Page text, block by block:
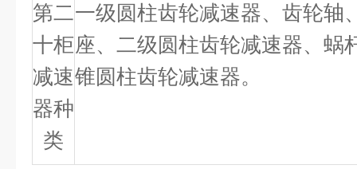
第二
十柜
减速
器种
类
一级圆柱齿轮减速器、齿轮轴
座、二级圆柱齿轮减速器、蜗
锥圆柱齿轮减速器。